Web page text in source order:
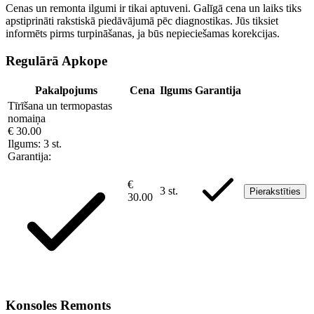
Cenas un remonta ilgumi ir tikai aptuveni. Galīgā cena un laiks tiks
apstiprināti rakstiskā piedāvājumā pēc diagnostikas. Jūs tiksiet
informēts pirms turpināšanas, ja būs nepieciešamas korekcijas.
Regulārā Apkope
Pakalpojums Cena Ilgums Garantija
Tīrīšana un termopastas
nomaiņa
€ 30.00
Ilgums: 3 st.
Garantija:
€
30.00
3 st. Pierakstīties
Konsoles Remonts